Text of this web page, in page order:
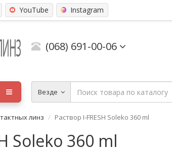
YouTube Instagram
(068) 691-00-06
Везде
линз Раствор I-FRESH Soleko 360 ml
Soleko 360 ml